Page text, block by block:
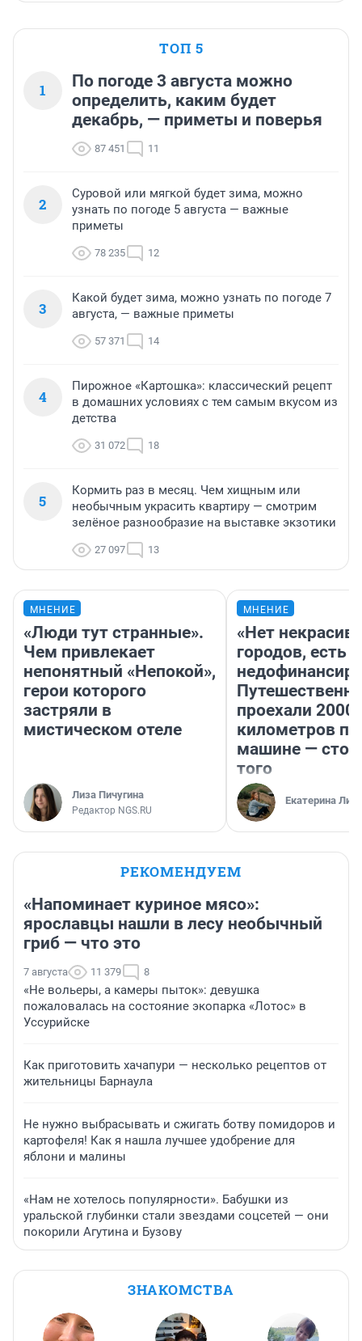
ТОП 5
1
По погоде 3 августа можно
определить, каким будет
декабрь, — приметы и поверья
87 451 11
2
Суровой или мягкой будет зима, можно
узнать по погоде 5 августа — важные
приметы
78 235 12
3
Какой будет зима, можно узнать по погоде 7
августа, — важные приметы
57 371 14
4
Пирожное «Картошка»: классический рецепт
в домашних условиях с тем самым вкусом из
детства
31 072 18
5
Кормить раз в месяц. Чем хищным или
необычным украсить квартиру — смотрим
зелёное разнообразие на выставке экзотики
27 097 13
МНЕНИЕ
«Люди тут странные».
Чем привлекает
непонятный «Непокой»,
герои которого
застряли в
мистическом отеле
Лиза Пичугина
Редактор NGS.RU
МНЕНИЕ
«Нет
городов, есть
проехали 2000
километров по
машине —
того
Екатерина
РЕКОМЕНДУЕМ
«Напоминает куриное мясо»:
ярославцы нашли в лесу необычный
гриб — что это
7 августа 11 379 8
«Не вольеры, а камеры пыток»: девушка
пожаловалась на состояние экопарка «Лотос» в
Уссурийске
Как приготовить хачапури — несколько рецептов от
жительницы Барнаула
Не нужно выбрасывать и сжигать ботву помидоров и
картофеля! Как я нашла лучшее удобрение для
яблони и малины
«Нам не хотелось популярности». Бабушки из
уральской глубинки стали звездами соцсетей — они
покорили Агутина и Бузову
ЗНАКОМСТВА